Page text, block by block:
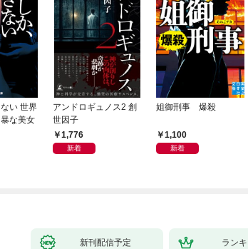
い 世界
な美女
アンドロギュノス2 創
世因子
1,776
新着
姐御刑事 爆殺
1,100
新着
新刊配信予定 ラン